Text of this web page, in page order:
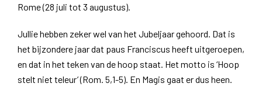
Rome (28 juli tot 3 augustus).
Jullie hebben zeker wel van het Jubeljaar gehoord. Dat is
het bijzondere jaar dat paus Franciscus heeft uitgeroepen,
en dat in het teken van de hoop staat. Het motto is ‘Hoop
stelt niet teleur’ (Rom. 5,1-5). En Magis gaat er dus heen.